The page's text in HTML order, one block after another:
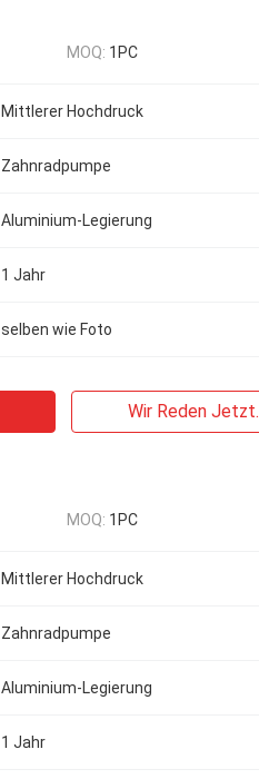
MOQ: 1PC
Mittlerer Hochdruck
Zahnradpumpe
Aluminium-Legierung
1 Jahr
selben wie Foto
Wir Reden Jetzt.
MOQ: 1PC
Mittlerer Hochdruck
Zahnradpumpe
Aluminium-Legierung
1 Jahr